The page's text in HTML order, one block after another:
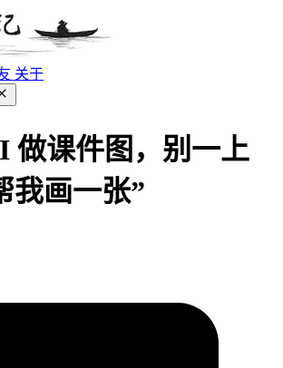
关于
做课件图，别一上
我画一张”